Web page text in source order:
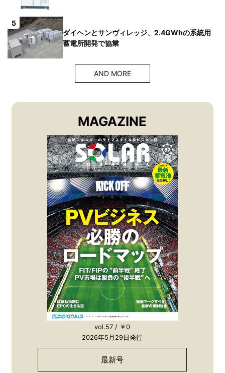
5
ダイヘンとサンヴィレッジ、2.4GWhの系統用
蓄電所開発で協業
AND MORE
MAGAZINE
vol.57 / ￥0
2026年5月29日発行
最新号